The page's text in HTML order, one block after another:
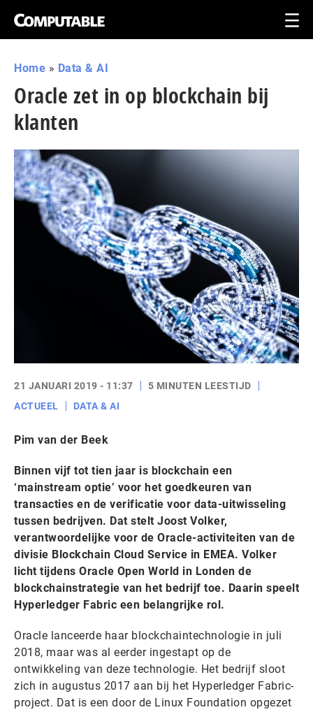
Home » Data & AI
Oracle zet in op blockchain bij
klanten
21 JANUARI 2019 - 11:37
5 MINUTEN LEESTIJD
ACTUEEL
DATA & AI
Pim van der Beek
Binnen vijf tot tien jaar is blockchain een
‘mainstream optie’ voor het goedkeuren van
transacties en de verificatie voor data-uitwisseling
tussen bedrijven. Dat stelt Joost Volker,
verantwoordelijke voor de Oracle-activiteiten van de
divisie Blockchain Cloud Service in EMEA. Volker
licht tijdens Oracle Open World in Londen de
blockchainstrategie van het bedrijf toe. Daarin speelt
Hyperledger Fabric een belangrijke rol.
Oracle lanceerde haar blockchaintechnologie in juli
2018, maar was al eerder ingestapt op de
ontwikkeling van deze technologie. Het bedrijf sloot
zich in augustus 2017 aan bij het Hyperledger Fabric-
project. Dat is een door de Linux Foundation opgezet